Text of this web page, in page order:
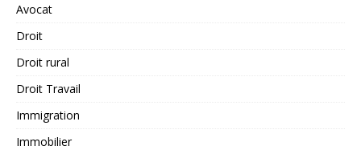
Avocat
Droit
Droit rural
Droit Travail
Immigration
Immobilier